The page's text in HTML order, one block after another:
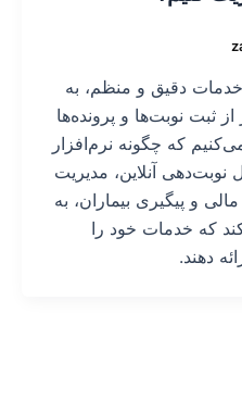
خدمات دقیق و منظم، به
ثبت نوبت‌ها و پرونده‌ها
که چگونه نرم‌افزار
آنلاین، مدیریت
و پیگیری بیماران، به
که خدمات خود را
دهند.